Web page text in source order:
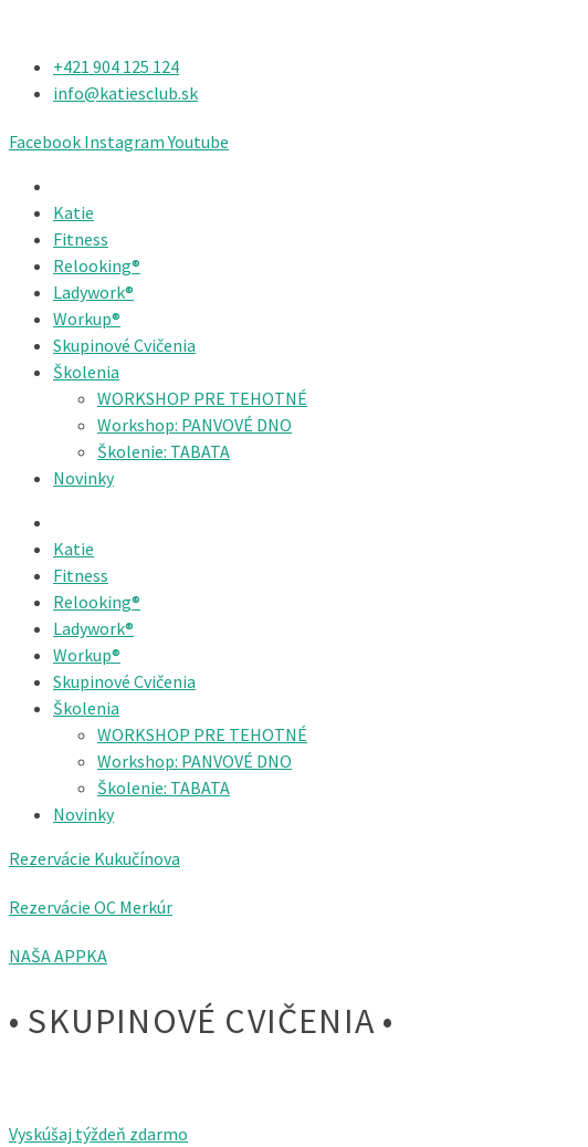
+421 904 125 124​
info@katiesclub.sk
Facebook Instagram Youtube
Katie
Fitness
Relooking®
Ladywork®
Workup®
Skupinové Cvičenia
Školenia
WORKSHOP PRE TEHOTNÉ
Workshop: PANVOVÉ DNO
Školenie: TABATA
Novinky
Katie
Fitness
Relooking®
Ladywork®
Workup®
Skupinové Cvičenia
Školenia
WORKSHOP PRE TEHOTNÉ
Workshop: PANVOVÉ DNO
Školenie: TABATA
Novinky
Rezervácie Kukučínova
Rezervácie OC Merkúr
NAŠA APPKA
• SKUPINOVÉ CVIČENIA •
Vyskúšaj týždeň zdarmo